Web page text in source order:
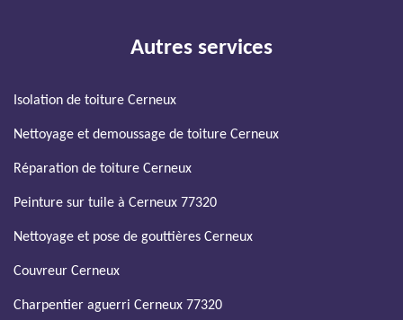
Autres services
Isolation de toiture Cerneux
Nettoyage et demoussage de toiture Cerneux
Réparation de toiture Cerneux
Peinture sur tuile à Cerneux 77320
Nettoyage et pose de gouttières Cerneux
Couvreur Cerneux
Charpentier aguerri Cerneux 77320